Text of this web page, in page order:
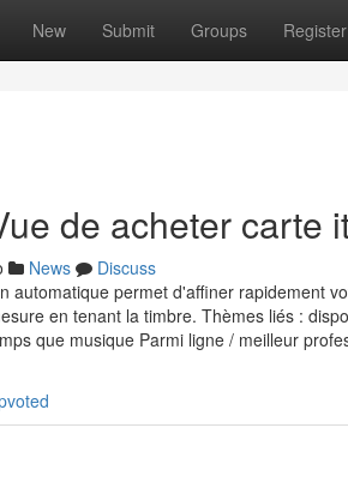
New Submit Groups Register
de acheter carte
News
Discuss
automatique permet d'affiner rapidement
en tenant la timbre. Thèmes liés :
que musique Parmi ligne / meilleur